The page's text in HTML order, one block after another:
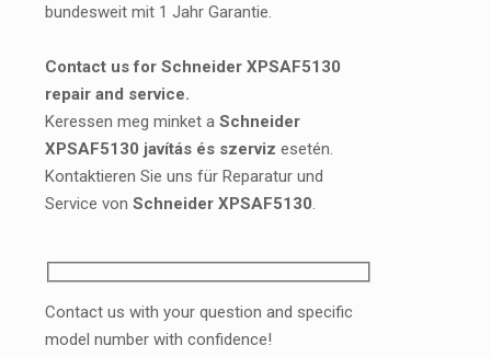
bundesweit mit 1 Jahr Garantie.
Contact us for Schneider XPSAF5130
repair and service.
Keressen meg minket a Schneider
XPSAF5130 javítás és szerviz esetén.
Kontaktieren Sie uns für Reparatur und
Service von Schneider XPSAF5130.
Contact us with your question and specific
model number with confidence!